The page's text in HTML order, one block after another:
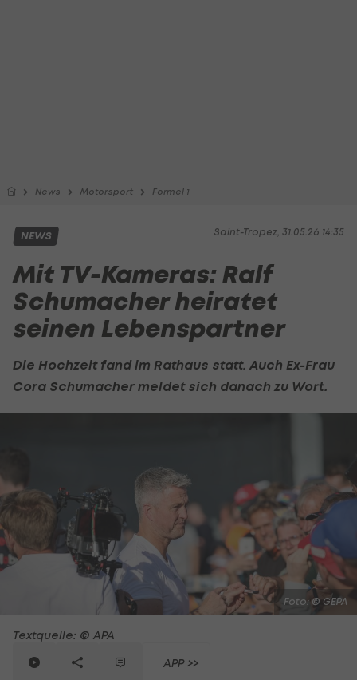
News Motorsport Formel 1
Saint-Tropez, 31.05.26 14:35
NEWS
Mit TV-Kameras: Ralf
Schumacher heiratet
seinen Lebenspartner
Die Hochzeit fand im Rathaus statt. Auch Ex-Frau
Cora Schumacher meldet sich danach zu Wort.
Foto: © GEPA
Textquelle: © APA
APP >>